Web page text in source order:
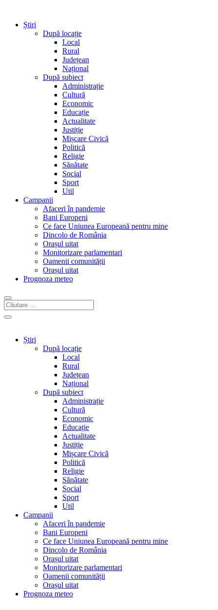
Știri
După locație
Local
Rural
Județean
Național
După subiect
Administrație
Cultură
Economic
Educație
Actualitate
Justiție
Mișcare Civică
Politică
Religie
Sănătate
Social
Sport
Util
Campanii
Afaceri în pandemie
Bani Europeni
Ce face Uniunea Europeană pentru mine
Dincolo de România
Orașul uitat
Monitorizare parlamentari
Oamenii comunității
Orașul uitat
Prognoza meteo
Știri
După locație
Local
Rural
Județean
Național
După subiect
Administrație
Cultură
Economic
Educație
Actualitate
Justiție
Mișcare Civică
Politică
Religie
Sănătate
Social
Sport
Util
Campanii
Afaceri în pandemie
Bani Europeni
Ce face Uniunea Europeană pentru mine
Dincolo de România
Orașul uitat
Monitorizare parlamentari
Oamenii comunității
Orașul uitat
Prognoza meteo